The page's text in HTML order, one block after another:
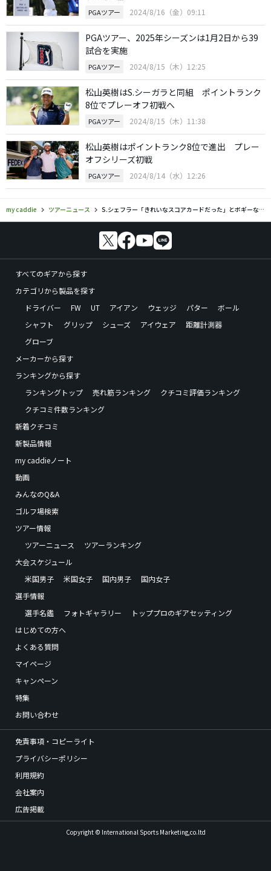
PGAツアー 2024/8/16（金）09:11
PGAツアー、2025年シーズンは1月2日から39
試合を実施
PGAツアー 2024/8/15（木）12:25
松山英樹はS.シーガラと同組 ポイントランク
8位でプレーオフ初戦へ
PGAツアー 2024/8/15（木）11:38
松山英樹はポイントランク8位で進出 プレー
オフシリーズ初戦
PGAツアー 2024/8/14（水）12:26
my caddie ツアーニュース S.シェフラー「きれいなスコアカードだった」とボギーなしで4位浮上
すべてのギアから探す
カテゴリから製品を探す
ドライバー
FW UT アイアン ウェッジ パター
ボール
シャフト
グリップ シューズ アイウェア
距離計測器
グローブ
メーカーから探す
ランキングから探す
ランキングトップ
売れ筋ランキング
クチコミ評価ランキング
クチコミ件数ランキング
新着クチコミ
新製品情報
my caddieノート
動画
みんなのQ&A
ゴルフ場検索
ツアー情報
ツアーニュース
ツアーランキング
大会スケジュール
米国男子
米国女子 国内男子
国内女子
選手情報
選手名鑑
フォトギャラリー
トッププロのギアセッティング
はじめての方へ
よくある質問
マイページ
キャンペーン
特集
お問い合わせ
免責事項・コピーライト
プライバシーポリシー
利用規約
会社案内
広告掲載
Copyright © International Sports Marketing,co.ltd